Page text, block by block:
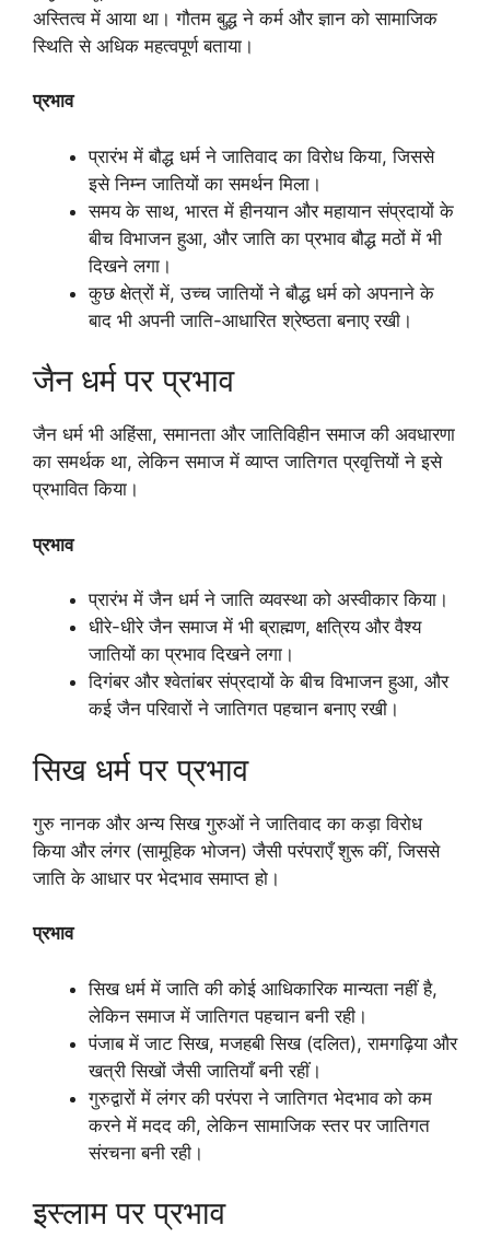
अस्तित्व में आया था। गौतम बुद्ध ने कर्म और ज्ञान को सामाजिक
स्थिति से अधिक महत्वपूर्ण बताया।
प्रभाव
प्रारंभ में बौद्ध धर्म ने जातिवाद का विरोध किया, जिससे
इसे निम्न जातियों का समर्थन मिला।
समय के साथ, भारत में हीनयान और महायान संप्रदायों के
बीच विभाजन हुआ, और जाति का प्रभाव बौद्ध मठों में भी
दिखने लगा।
कुछ क्षेत्रों में, उच्च जातियों ने बौद्ध धर्म को अपनाने के
बाद भी अपनी जाति-आधारित श्रेष्ठता बनाए रखी।
जैन धर्म पर प्रभाव
जैन धर्म भी अहिंसा, समानता और जातिविहीन समाज की अवधारणा
का समर्थक था, लेकिन समाज में व्याप्त जातिगत प्रवृत्तियों ने इसे
प्रभावित किया।
प्रभाव
प्रारंभ में जैन धर्म ने जाति व्यवस्था को अस्वीकार किया।
धीरे-धीरे जैन समाज में भी ब्राह्मण, क्षत्रिय और वैश्य
जातियों का प्रभाव दिखने लगा।
दिगंबर और श्वेतांबर संप्रदायों के बीच विभाजन हुआ, और
कई जैन परिवारों ने जातिगत पहचान बनाए रखी।
सिख धर्म पर प्रभाव
गुरु नानक और अन्य सिख गुरुओं ने जातिवाद का कड़ा विरोध
किया और लंगर (सामूहिक भोजन) जैसी परंपराएँ शुरू कीं, जिससे
जाति के आधार पर भेदभाव समाप्त हो।
प्रभाव
सिख धर्म में जाति की कोई आधिकारिक मान्यता नहीं है,
लेकिन समाज में जातिगत पहचान बनी रही।
पंजाब में जाट सिख, मजहबी सिख (दलित), रामगढ़िया और
खत्री सिखों जैसी जातियाँ बनी रहीं।
गुरुद्वारों में लंगर की परंपरा ने जातिगत भेदभाव को कम
करने में मदद की, लेकिन सामाजिक स्तर पर जातिगत
संरचना बनी रही।
इस्लाम पर प्रभाव